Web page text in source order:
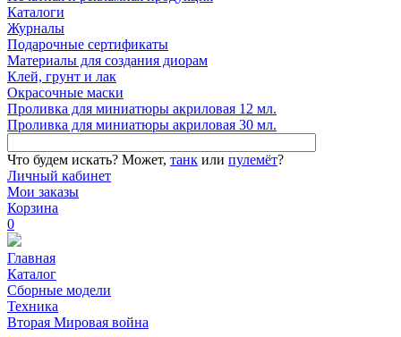
Каталоги
Журналы
Подарочные сертификаты
Материалы для создания диорам
Клей, грунт и лак
Окрасочные маски
Проливка для миниатюры акриловая 12 мл.
Проливка для миниатюры акриловая 30 мл.
Что будем искать? Может, танк или пулемёт?
Личный кабинет
Мои заказы
Корзина
0
Главная
Каталог
Сборные модели
Техника
Вторая Мировая война